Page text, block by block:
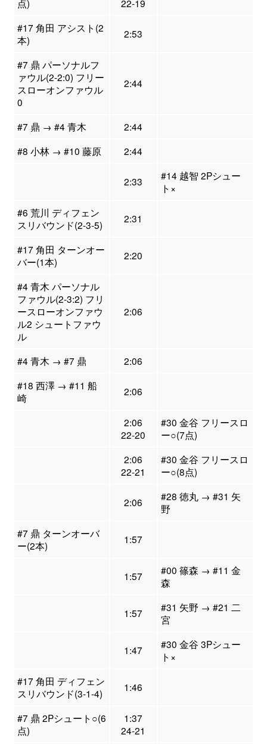
点)
22-19
#17 角田 アシスト(2
本)
2:53
#7 鼎 パーソナルフ
ァウル(2-2:0) フリー
スローオンファウル
0
2:44
#7 鼎 → #4 青木
2:44
#8 小林 → #10 藤原
2:44
2:33
#14 越智 2Pシュー
ト×
#6 荒川 ディフェン
スリバウンド(2-3-5)
2:31
#17 角田 ターンオー
バー(1本)
2:20
#4 青木 パーソナル
ファウル(2-3:2) フリ
ースローオンファウ
ル2 シュートファウ
ル
2:06
#4 青木 → #7 鼎
2:06
#18 西澤 → #11 船
崎
2:06
2:06
22-20
#30 金谷 フリースロ
ー○(7点)
2:06
22-21
#30 金谷 フリースロ
ー○(8点)
2:06
#28 徳丸 → #31 矢
野
#7 鼎 ターンオーバ
ー(2本)
1:57
1:57
#00 篠森 → #11 金
森
1:57
#31 矢野 → #21 二
宮
1:47
#30 金谷 3Pシュー
ト×
#17 角田 ディフェン
スリバウンド(3-1-4)
1:46
#7 鼎 2Pシュート○(6
点)
1:37
24-21